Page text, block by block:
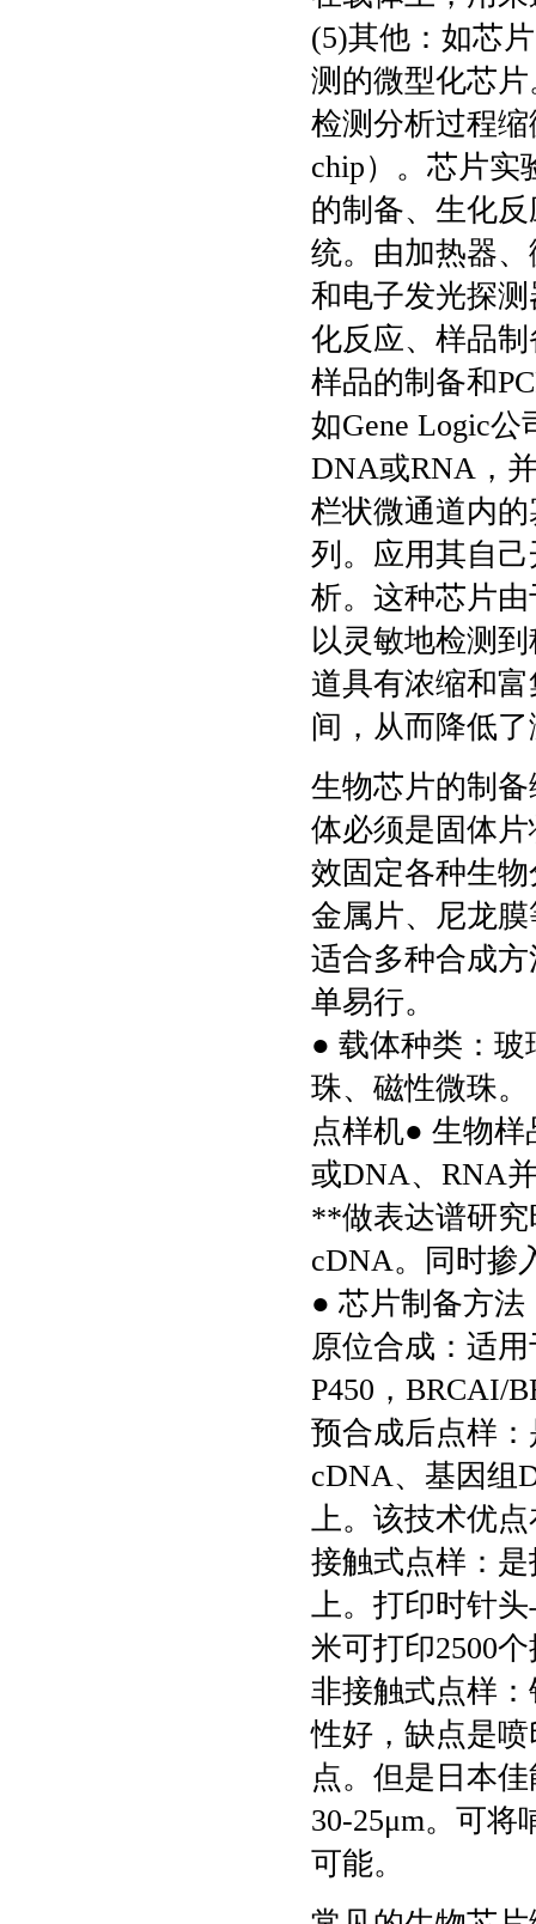
(5)其他：如芯
测的微型化芯
检测分析过程
chip）。芯片实
的制备、生化
统。由加热器
和电子发光探
化反应、样品
样品的制备和
如Gene Logic
DNA或RNA，
栏状微通道内
列。应用其自
析。这种芯片
以灵敏地检测
道具有浓缩和
间，从而降低
生物芯片的制
体必须是固体
效固定各种生
金属片、尼龙
适合多种合成
单易行。
● 载体种类：玻
珠、磁性微珠。
点样机● 生物
或DNA、RNA
**做表达谱研究
cDNA。同时掺
● 芯片制备方
原位合成：适
P450，BRCAI/
预合成后点样
cDNA、基因组
上。该技术优
接触式点样：
上。打印时针
米可打印2500
非接触式点样
性好，缺点是
点。但是日本
30-25μm。可
可能。